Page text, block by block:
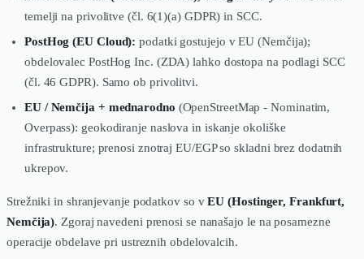
temelji na privolitve (čl. 6(1)(a) GDPR) in SCC.
PostHog (EU Cloud): podatki gostujejo v EU (Nemčija);
obdelovalec PostHog Inc. (ZDA) lahko dostopa na podlagi SCC
(čl. 46 GDPR). Samo ob privolitvi.
EU / Nemčija + mednarodno (OpenStreetMap - Nominatim,
Overpass): geokodiranje naslova in iskanje okoliške
infrastrukture; prenosi znotraj EU/EGP so skladni brez dodatnih
ukrepov.
Strežniki in shranjevanje podatkov so vEU (Hostinger, Frankfurt,
Nemčija). Zgoraj navedeni prenosi se nanašajo le na posamezne
operacije obdelave pri ustreznih obdelovalcih.